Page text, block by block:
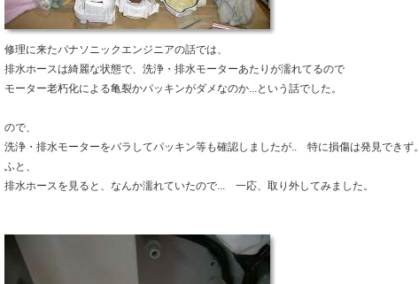
修理に来たパナソニックエンジニアの話では、
排水ホースは綺麗な状態で、洗浄・排水モーターあたりが濡れてるので
モーター老朽化による亀裂かパッキンがダメなのか...という話でした。
ので、
洗浄・排水モーターをバラしてパッキン等も確認しましたが.. 特に損傷は発見できず。
ふと、
排水ホースを見ると、なんか濡れていたので... 一応、取り外してみました。